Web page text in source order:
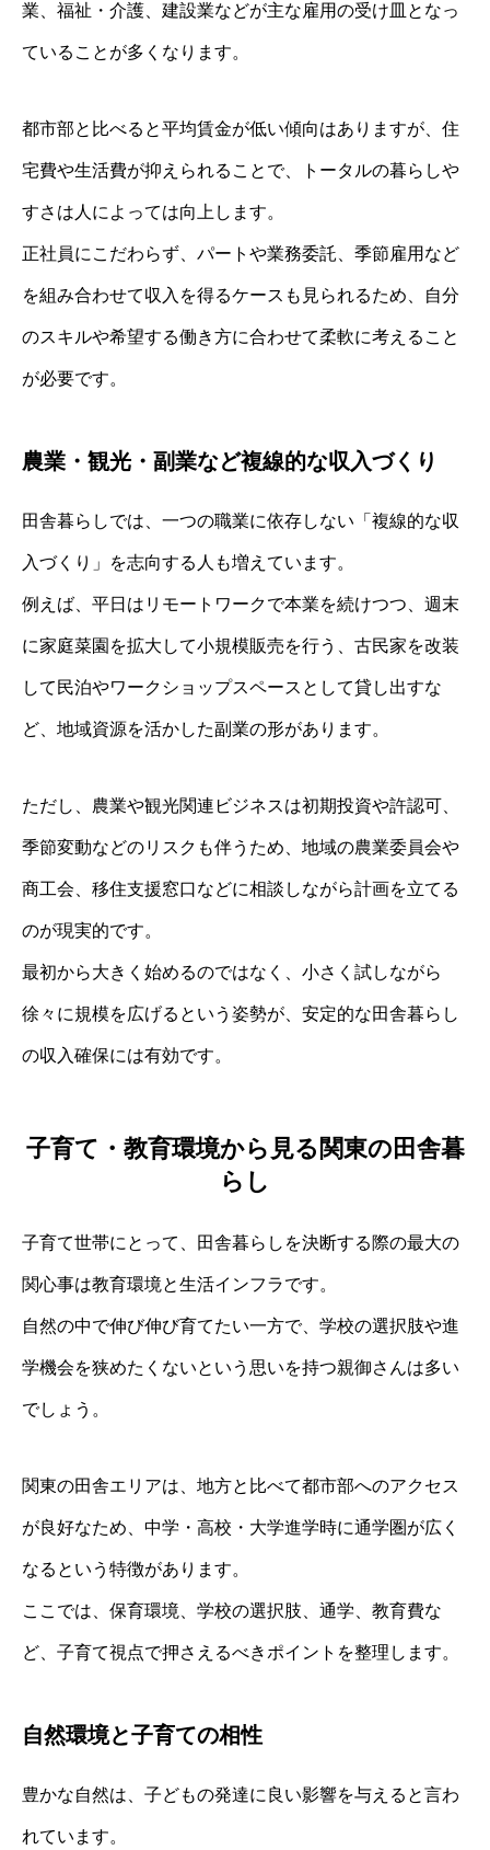
業、福祉・介護、建設業などが主な雇用の受け皿となっ
ていることが多くなります。
都市部と比べると平均賃金が低い傾向はありますが、住
宅費や生活費が抑えられることで、トータルの暮らしや
すさは人によっては向上します。
正社員にこだわらず、パートや業務委託、季節雇用など
を組み合わせて収入を得るケースも見られるため、自分
のスキルや希望する働き方に合わせて柔軟に考えること
が必要です。
農業・観光・副業など複線的な収入づくり
田舎暮らしでは、一つの職業に依存しない「複線的な収
入づくり」を志向する人も増えています。
例えば、平日はリモートワークで本業を続けつつ、週末
に家庭菜園を拡大して小規模販売を行う、古民家を改装
して民泊やワークショップスペースとして貸し出すな
ど、地域資源を活かした副業の形があります。
ただし、農業や観光関連ビジネスは初期投資や許認可、
季節変動などのリスクも伴うため、地域の農業委員会や
商工会、移住支援窓口などに相談しながら計画を立てる
のが現実的です。
最初から大きく始めるのではなく、小さく試しながら
徐々に規模を広げるという姿勢が、安定的な田舎暮らし
の収入確保には有効です。
子育て・教育環境から見る関東の田舎暮
らし
子育て世帯にとって、田舎暮らしを決断する際の最大の
関心事は教育環境と生活インフラです。
自然の中で伸び伸び育てたい一方で、学校の選択肢や進
学機会を狭めたくないという思いを持つ親御さんは多い
でしょう。
関東の田舎エリアは、地方と比べて都市部へのアクセス
が良好なため、中学・高校・大学進学時に通学圏が広く
なるという特徴があります。
ここでは、保育環境、学校の選択肢、通学、教育費な
ど、子育て視点で押さえるべきポイントを整理します。
自然環境と子育ての相性
豊かな自然は、子どもの発達に良い影響を与えると言わ
れています。